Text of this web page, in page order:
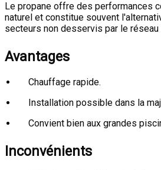
Le propane offre des performances
naturel et constitue souvent
secteurs non desservis par le réseau
Avantages
Chauffage rapide.
Installation possible dans la
Convient bien aux grandes
Inconvénients